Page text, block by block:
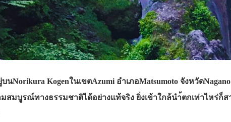
บนNorikura KogenในเขตAzumi อำเภอMatsumoto จังหวัด
สมบูรณ์ทางธรรมชาติได้อย่างแท้จริง ยิ่งเข้าใกล้นำ้ตกเท่าไหร่ก็